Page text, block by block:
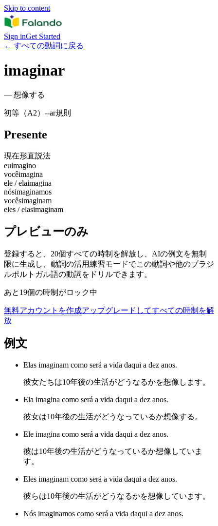
Skip to content
Sign inGet Started
← すべての動詞に戻る
imaginar
— 想像する
初等（A2） --ar規則
Presente
現在形直説法
euimagino
vocêimagina
ele / elaimagina
nósimaginamos
vocêsimaginam
eles / elasimaginam
プレビューのみ
登録すると、20個すべての時制を解放し、AIの例文を無制
限に生成し、動詞の活用練習モードでこの動詞や他のブラジ
ルポルトガル語の動詞をドリルできます。
あと19個の時制がロック中
無料アカウントを作成アップグレードしてすべての時制を解
放
例文
Elas imaginam como será a vida daqui a dez anos.
彼女たちは10年後の生活がどうなるかを想像します。
Ela imagina como será a vida daqui a dez anos.
彼女は10年後の生活がどうなっているか想像する。
Ele imagina como será a vida daqui a dez anos.
彼は10年後の生活がどうなっているか想像していま
す。
Eles imaginam como será a vida daqui a dez anos.
彼らは10年後の生活がどうなるかを想像しています。
Nós imaginamos como será a vida daqui a dez anos.